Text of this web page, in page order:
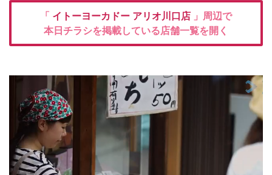
「 イトーヨーカドー アリオ川口店 」周辺で
本日チラシを掲載している店舗一覧を開く